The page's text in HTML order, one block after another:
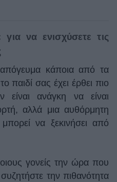
να ενισχύσετε τις
κάποια από τα
παιδί σας έχει έρθει πιο
είναι ανάγκη να είναι
αλλά μια αυθόρμητη
να ξεκινήσει από
γονείς την ώρα που
την πιθανότητα